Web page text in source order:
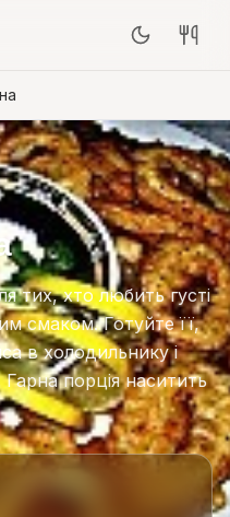
тих, хто любить густі
смаком. Готуйте її,
в холодильнику і
порція наситить